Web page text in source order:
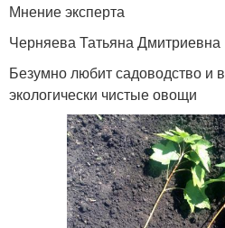
Мнение эксперта
Черняева Татьяна Дмитриевна
Безумно любит садоводство и
экологически чистые овощи